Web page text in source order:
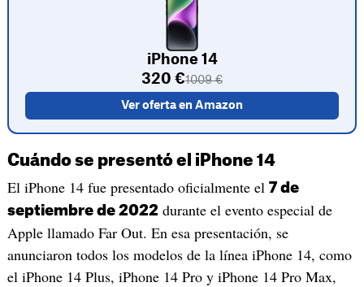
iPhone 14
320 €1009 €
Ver oferta en Amazon
Cuándo se presentó el iPhone 14
El iPhone 14 fue presentado oficialmente el 7 de
septiembre de 2022 durante el evento especial de
Apple llamado Far Out. En esa presentación, se
anunciaron todos los modelos de la línea iPhone 14, como
el iPhone 14 Plus, iPhone 14 Pro y iPhone 14 Pro Max,